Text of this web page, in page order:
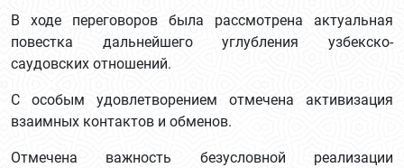
В ходе переговоров была рассмотрена актуальная
повестка дальнейшего углубления узбекско-
саудовских отношений.
С особым удовлетворением отмечена активизация
взаимных контактов и обменов.
Отмечена важность безусловной реализации